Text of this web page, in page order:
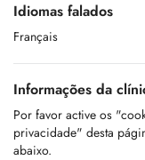
Idiomas falados
Français
Informações da
Por favor active os
privacidade" desta
abaixo.